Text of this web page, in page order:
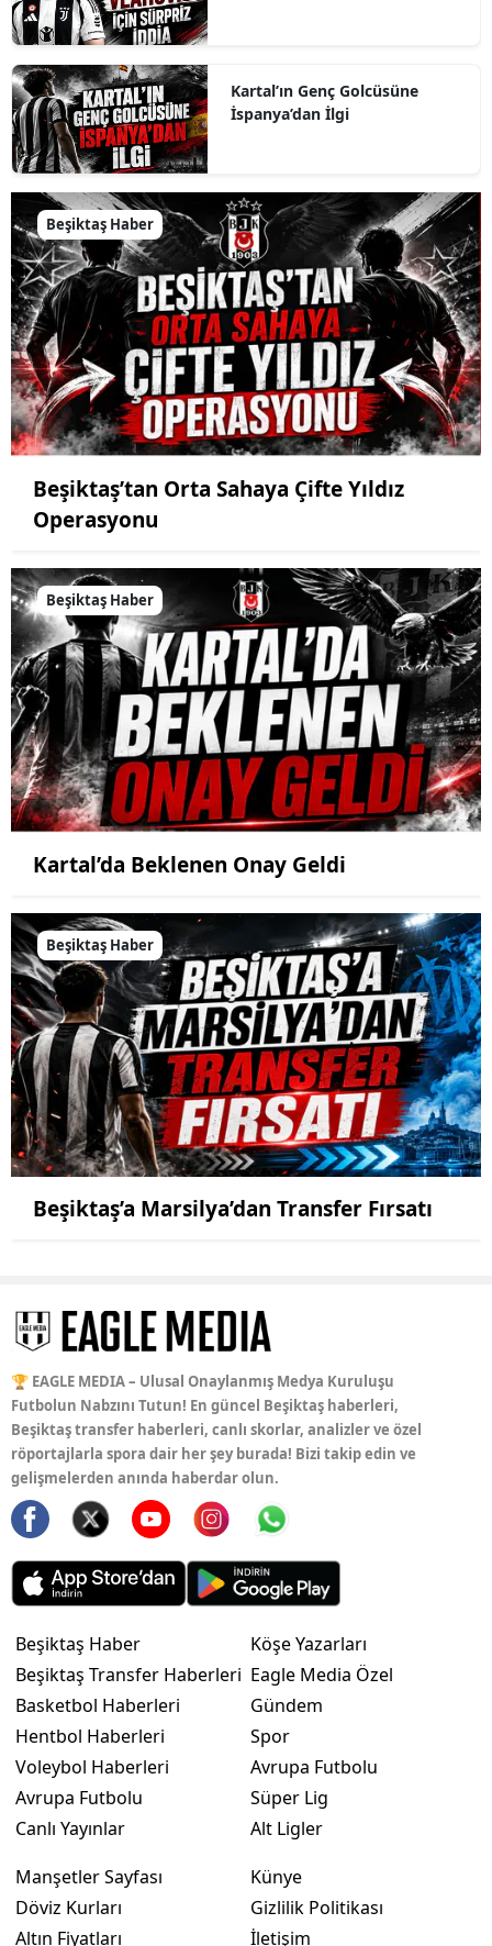
Kartal’ın Genç Golcüsüne
İspanya’dan İlgi
Beşiktaş Haber
Beşiktaş’tan Orta Sahaya Çifte Yıldız
Operasyonu
Beşiktaş Haber
Kartal’da Beklenen Onay Geldi
Beşiktaş Haber
Beşiktaş’a Marsilya’dan Transfer Fırsatı
🏆 EAGLE MEDIA – Ulusal Onaylanmış Medya Kuruluşu
Futbolun Nabzını Tutun! En güncel Beşiktaş haberleri,
Beşiktaş transfer haberleri, canlı skorlar, analizler ve özel
röportajlarla spora dair her şey burada! Bizi takip edin ve
gelişmelerden anında haberdar olun.
Beşiktaş Haber
Beşiktaş Transfer Haberleri
Basketbol Haberleri
Hentbol Haberleri
Voleybol Haberleri
Avrupa Futbolu
Canlı Yayınlar
Köşe Yazarları
Eagle Media Özel
Gündem
Spor
Avrupa Futbolu
Süper Lig
Alt Ligler
Manşetler Sayfası
Döviz Kurları
Altın Fiyatları
Künye
Gizlilik Politikası
İletişim